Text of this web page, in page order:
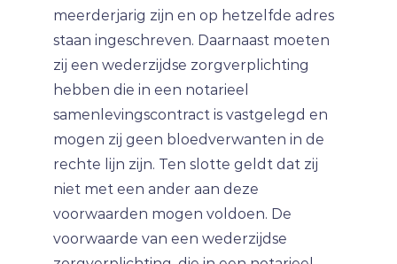
meerderjarig zijn en op hetzelfde adres
staan ingeschreven. Daarnaast moeten
zij een wederzijdse zorgverplichting
hebben die in een notarieel
samenlevingscontract is vastgelegd en
mogen zij geen bloedverwanten in de
rechte lijn zijn. Ten slotte geldt dat zij
niet met een ander aan deze
voorwaarden mogen voldoen. De
voorwaarde van een wederzijdse